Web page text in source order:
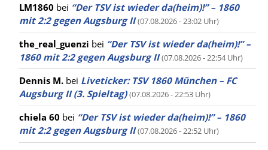
LM1860 bei “Der TSV ist wieder da(heim)!” – 1860
mit 2:2 gegen Augsburg II (07.08.2026 - 23:02 Uhr)
the_real_guenzi bei “Der TSV ist wieder da(heim)!” –
1860 mit 2:2 gegen Augsburg II (07.08.2026 - 22:54 Uhr)
Dennis M. bei Liveticker: TSV 1860 München – FC
Augsburg II (3. Spieltag) (07.08.2026 - 22:53 Uhr)
chiela 60 bei “Der TSV ist wieder da(heim)!” – 1860
mit 2:2 gegen Augsburg II (07.08.2026 - 22:52 Uhr)